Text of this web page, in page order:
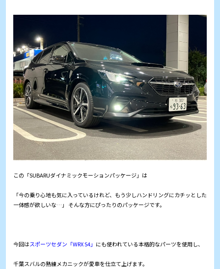
この「SUBARUダイナミックモーションパッケージ」は
「今の乗り心地も気に入っているけれど、もう少しハンドリングにカチッとした
一体感が欲しいな…」 そんな方にぴったりのパッケージです。
今回はスポーツセダン「WRX S4」 にも使われている本格的なパーツを使用し、
千葉スバルの熟練メカニックが愛車を仕立て上げます。